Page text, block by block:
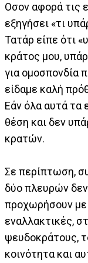
Οσον αφορά τις
εξηγήσει «τι
Τατάρ είπε ότι
κράτος μου,
για ομοσπονδία
είδαμε καλή
Εάν όλα αυτά τα
θέση και δεν
κρατών.
Σε περίπτωση,
δύο πλευρών
προχωρήσουν με
εναλλακτικές,
ψευδοκράτους,
κοινότητα και